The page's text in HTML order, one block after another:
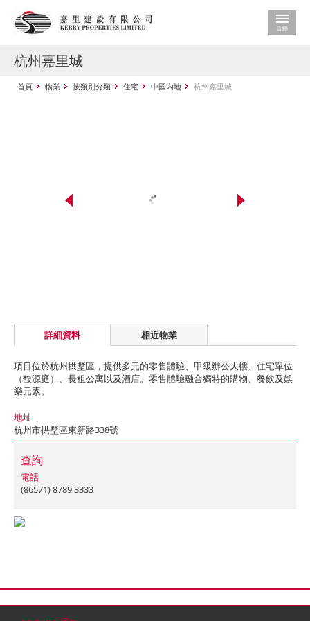
杭州嘉里城
首頁 物業 按類別分類 住宅 中國內地 杭州嘉里城
詳細資料 相近物業
項目位於杭州拱墅區，提供多元的零售體驗、甲級辦公大樓、住宅單位
（馥源庭）、長租公寓以及酒店。零售體驗融合獨特的購物、餐飲及娛
樂元素。
地址
杭州市拱墅區東新路338號
查詢
電話
(86571) 8789 3333